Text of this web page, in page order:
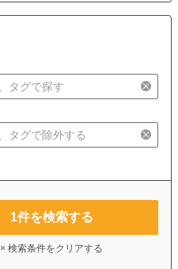
1件を検索する
× 検索条件をクリアする